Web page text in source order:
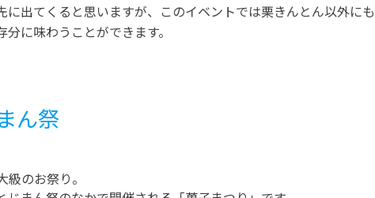
出てくると思いますが、このイベントでは栗きんとん以外にも
に味わうことができます。
ん祭
のお祭り。